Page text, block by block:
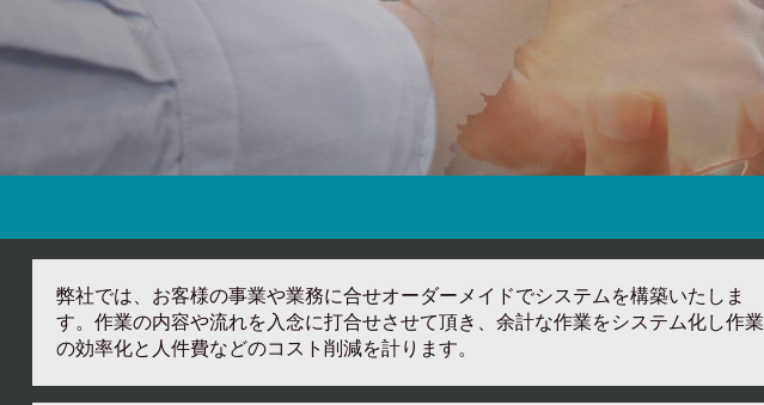
弊社では、お客様の事業や業務に合せオーダーメイドでシステムを構築いたしま
す。作業の内容や流れを入念に打合せさせて頂き、余計な作業をシステム化し作業
の効率化と人件費などのコスト削減を計ります。